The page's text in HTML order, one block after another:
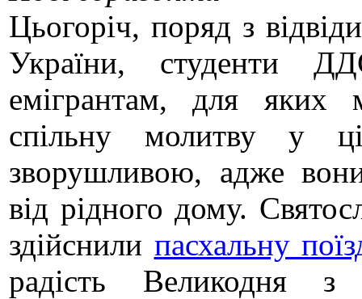
Цьогоріч, поряд з
України, студенти
емігрантам, для яких
спільну молитву у
зворушливою, адже
від рідного дому.
здійснили пасхальну
радість Великодня з